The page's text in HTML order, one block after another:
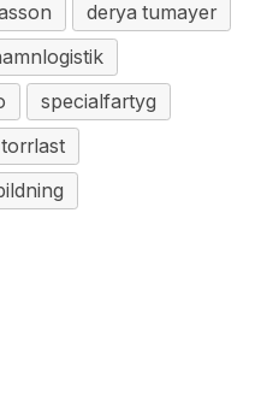
derya tumayer
specialfartyg
torrlast